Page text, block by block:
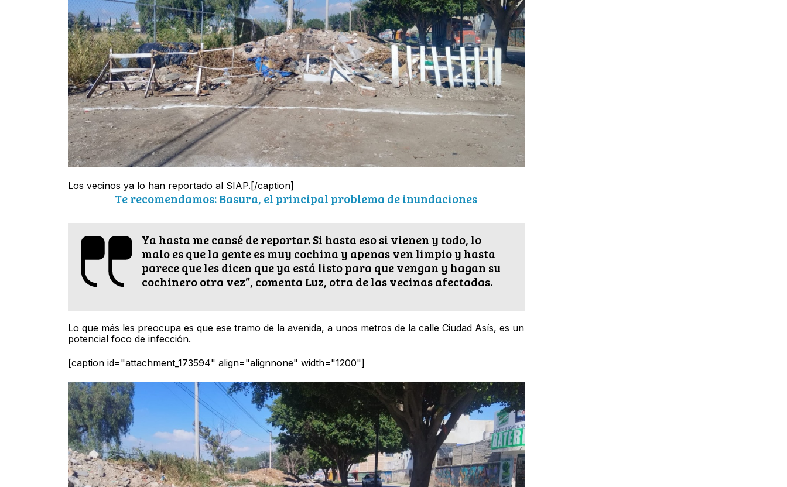
Los vecinos ya lo han reportado al SIAP.[/caption]
Te recomendamos: Basura, el principal problema de inundaciones
Ya hasta me cansé de reportar. Si hasta eso si vienen y todo, lo
malo es que la gente es muy cochina y apenas ven limpio y hasta
parece que les dicen que ya está listo para que vengan y hagan su
cochinero otra vez”, comenta Luz, otra de las vecinas afectadas.
Lo que más les preocupa es que ese tramo de la avenida, a unos metros de la calle Ciudad Asís, es un
potencial foco de infección.
[caption id="attachment_173594" align="alignnone" width="1200"]